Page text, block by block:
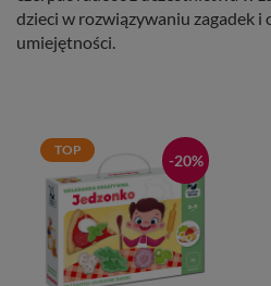
dzieci w rozwiązywaniu zagadek
umiejętności.
TOP
-20%